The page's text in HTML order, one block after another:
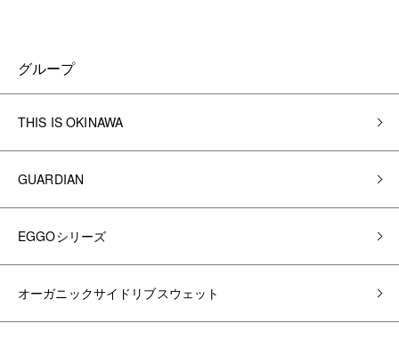
グループ
THIS IS OKINAWA
GUARDIAN
EGGOシリーズ
オーガニックサイドリブスウェット